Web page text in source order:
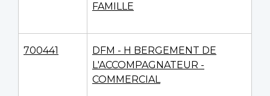
FAMILLE
700441
DFM - H BERGEMENT DE
L'ACCOMPAGNATEUR -
COMMERCIAL